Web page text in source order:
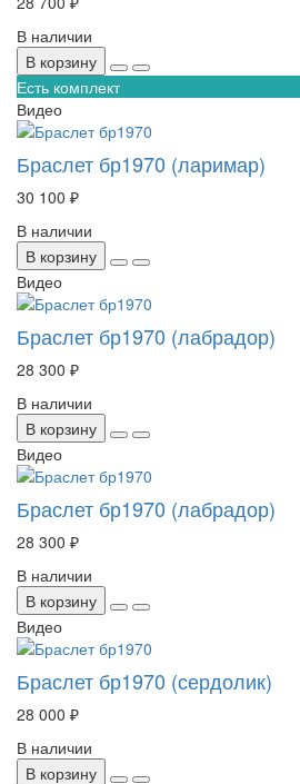
В наличии
В корзину
Есть комплект
Видео
Браслет бр1970 (ларимар)
30 100 ₽
В наличии
В корзину
Видео
Браслет бр1970 (лабрадор)
28 300 ₽
В наличии
В корзину
Видео
Браслет бр1970 (лабрадор)
28 300 ₽
В наличии
В корзину
Видео
Браслет бр1970 (сердолик)
28 000 ₽
В наличии
В корзину